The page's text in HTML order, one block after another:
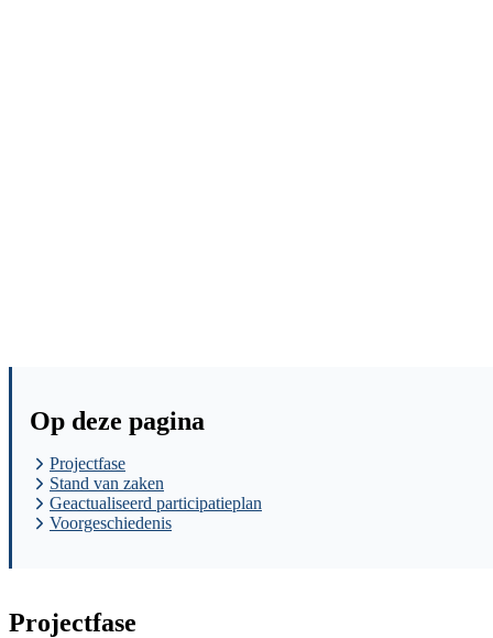
Op deze pagina
Projectfase
Stand van zaken
Geactualiseerd participatieplan
Voorgeschiedenis
Projectfase